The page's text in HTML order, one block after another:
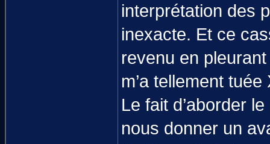
interprétation des
inexacte. Et ce
revenu en
m’a tellement tuée
Le fait d’aborder
nous donner un